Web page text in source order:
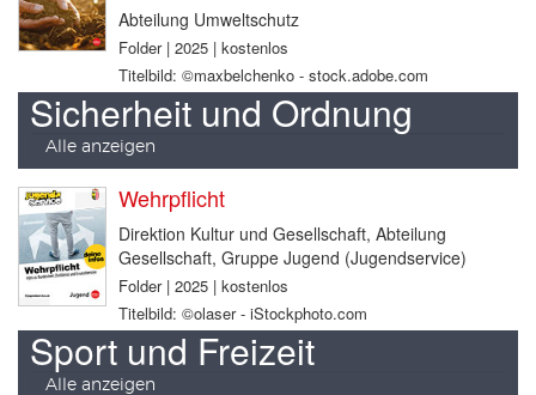
Abteilung Umweltschutz
Folder | 2025 | kostenlos
Titelbild: ©maxbelchenko - stock.adobe.com
Sicherheit und Ordnung
Alle anzeigen
Wehrpflicht
Direktion Kultur und Gesellschaft, Abteilung
Gesellschaft, Gruppe Jugend (Jugendservice)
Folder | 2025 | kostenlos
Titelbild: ©olaser - iStockphoto.com
Sport und Freizeit
Alle anzeigen